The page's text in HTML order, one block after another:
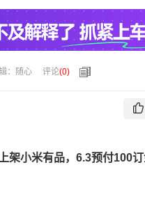
：随心 评论(0)
架小米有品，6.3预付100